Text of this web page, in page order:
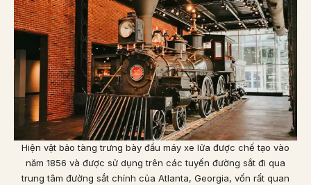
Hiện vật bảo tàng trưng bày đầu máy xe lửa được chế tạo vào
năm 1856 và được sử dụng trên các tuyến đường sắt đi qua
trung tâm đường sắt chính của Atlanta, Georgia, vốn rất quan